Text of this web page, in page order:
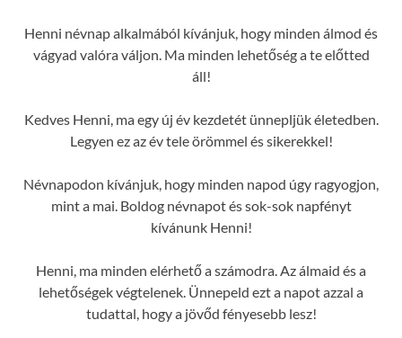
Henni névnap alkalmából kívánjuk, hogy minden álmod és
vágyad valóra váljon. Ma minden lehetőség a te előtted
áll!
Kedves Henni, ma egy új év kezdetét ünnepljük életedben.
Legyen ez az év tele örömmel és sikerekkel!
Névnapodon kívánjuk, hogy minden napod úgy ragyogjon,
mint a mai. Boldog névnapot és sok-sok napfényt
kívánunk Henni!
Henni, ma minden elérhető a számodra. Az álmaid és a
lehetőségek végtelenek. Ünnepeld ezt a napot azzal a
tudattal, hogy a jövőd fényesebb lesz!